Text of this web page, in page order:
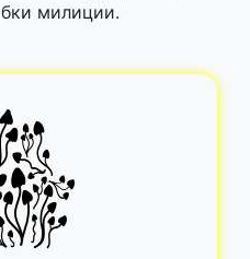
милиции.